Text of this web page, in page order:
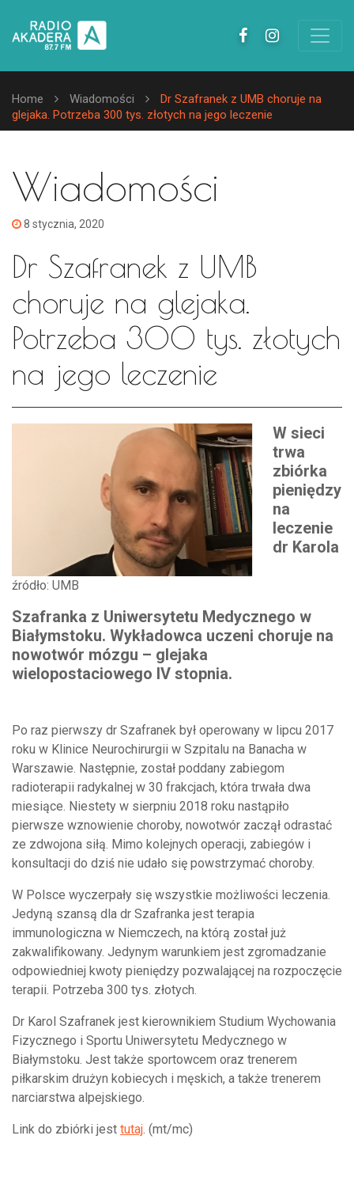
Home Wiadomości
Dr Szafranek z UMB choruje na
glejaka. Potrzeba 300 tys. złotych na jego leczenie
Wiadomości
8 stycznia, 2020
Dr Szafranek z UMB
choruje na glejaka.
Potrzeba 300 tys. złotych
na jego leczenie
źródło: UMB
W sieci
trwa
zbiórka
pieniędzy
na
leczenie
dr Karola
Szafranka z Uniwersytetu Medycznego w
Białymstoku. Wykładowca uczeni choruje na
nowotwór mózgu – glejaka
wielopostaciowego IV stopnia.
Po raz pierwszy dr Szafranek był operowany w lipcu 2017
roku w Klinice Neurochirurgii w Szpitalu na Banacha w
Warszawie. Następnie, został poddany zabiegom
radioterapii radykalnej w 30 frakcjach, która trwała dwa
miesiące. Niestety w sierpniu 2018 roku nastąpiło
pierwsze wznowienie choroby, nowotwór zaczął odrastać
ze zdwojona siłą. Mimo kolejnych operacji, zabiegów i
konsultacji do dziś nie udało się powstrzymać choroby.
W Polsce wyczerpały się wszystkie możliwości leczenia.
Jedyną szansą dla dr Szafranka jest terapia
immunologiczna w Niemczech, na którą został już
zakwalifikowany. Jedynym warunkiem jest zgromadzanie
odpowiedniej kwoty pieniędzy pozwalającej na rozpoczęcie
terapii. Potrzeba 300 tys. złotych.
Dr Karol Szafranek jest kierownikiem Studium Wychowania
Fizycznego i Sportu Uniwersytetu Medycznego w
Białymstoku. Jest także sportowcem oraz trenerem
piłkarskim drużyn kobiecych i męskich, a także trenerem
narciarstwa alpejskiego.
Link do zbiórki jest tutaj. (mt/mc)